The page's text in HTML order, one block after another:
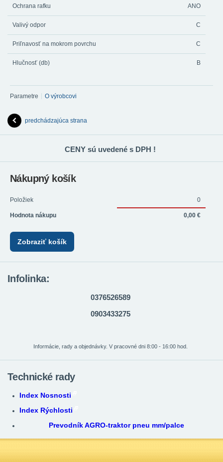
Ochrana rafku ANO
Valivý odpor C
Priľnavosť na mokrom povrchu C
Hlučnosť (db) B
Parametre O výrobcovi
predchádzajúca strana
CENY sú uvedené s DPH !
Nákupný košík
Položiek 0
Hodnota nákupu 0,00 €
Zobraziť košík
Infolinka:
0376526589
0903433275
Informácie, rady a objednávky. V pracovné dni 8:00 - 16:00 hod.
Technické rady
Index Nosnosti
Index Rýchlosti
Prevodník AGRO-traktor pneu mm/palce